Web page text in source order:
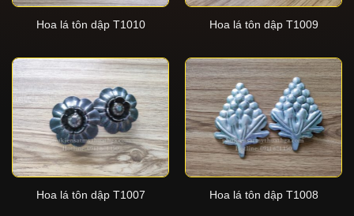
Hoa lá tôn dập T1010 Hoa lá tôn dập T1009
Hoa lá tôn dập T1007 Hoa lá tôn dập T1008